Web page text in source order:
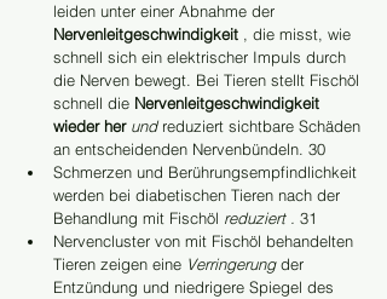
leiden unter einer Abnahme der
Nervenleitgeschwindigkeit , die misst, wie
schnell sich ein elektrischer Impuls durch
die Nerven bewegt. Bei Tieren stellt Fischöl
schnell die Nervenleitgeschwindigkeit
wieder her und reduziert sichtbare Schäden
an entscheidenden Nervenbündeln. 30
Schmerzen und Berührungsempfindlichkeit
werden bei diabetischen Tieren nach der
Behandlung mit Fischöl reduziert . 31
Nervencluster von mit Fischöl behandelten
Tieren zeigen eine Verringerung der
Entzündung und niedrigere Spiegel des